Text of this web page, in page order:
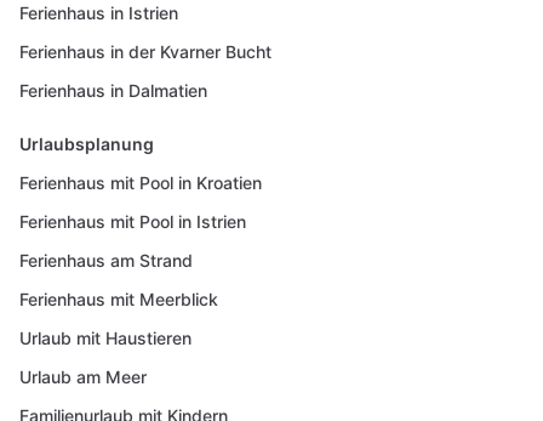
Ferienhaus in Istrien
Ferienhaus in der Kvarner Bucht
Ferienhaus in Dalmatien
Urlaubsplanung
Ferienhaus mit Pool in Kroatien
Ferienhaus mit Pool in Istrien
Ferienhaus am Strand
Ferienhaus mit Meerblick
Urlaub mit Haustieren
Urlaub am Meer
Familienurlaub mit Kindern